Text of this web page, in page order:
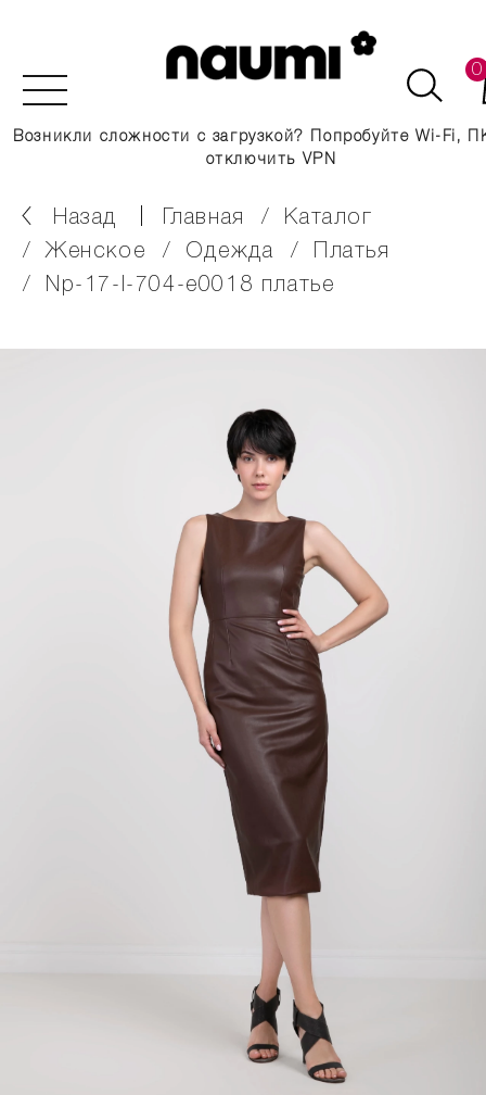
0
Возникли сложности с загрузкой? Попробуйте Wi-Fi,
отключить VPN
Назад главная
каталог
женское
одежда
платья
nр-17-l-704-e0018 платье